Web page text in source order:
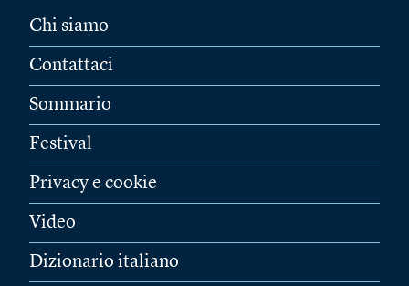
Chi siamo
Contattaci
Sommario
Festival
Privacy e cookie
Video
Dizionario italiano